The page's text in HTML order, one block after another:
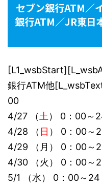
セブン銀行ATM／
銀行ATM／JR東日
銀行ATM他
00
4/27 （ 土 ） 0：00～
4/28 （ 日 ） 0：00～
4/29 （月） 0：00～
4/30 （火） 0：00～
5/1 （水） 0：00～